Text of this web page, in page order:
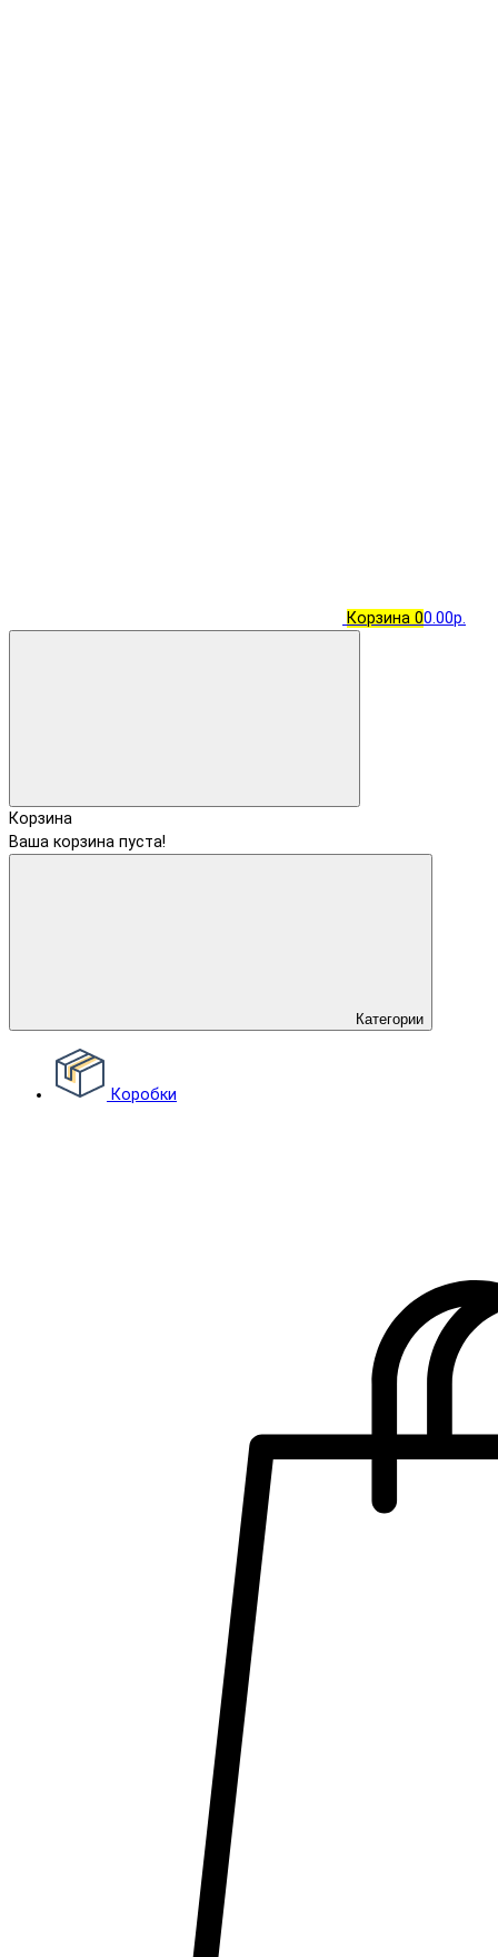
Корзина 00.00р.
Корзина
Ваша корзина пуста!
Категории
Коробки